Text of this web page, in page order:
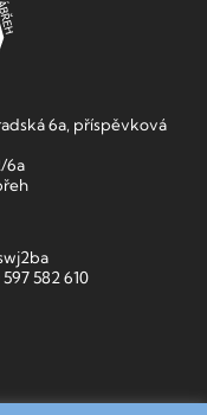
6a, příspěvková
6a
582 610